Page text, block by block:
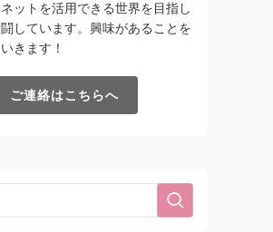
ットを活用できる世界を目指し
しています。興味があることを
きます！
ご連絡はこちらへ